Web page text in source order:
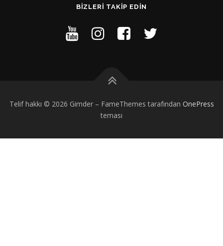
BIZLERI TAKIP EDIN
Telif hakkı © 2026 Gimder – FameThemes tarafından OnePress
teması